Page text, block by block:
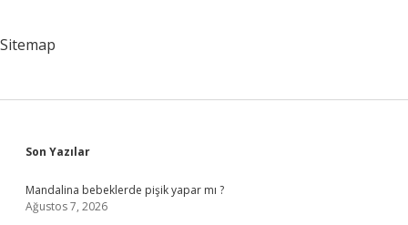
Sitemap
Sidebar
Son Yazılar
Mandalina bebeklerde pişik yapar mı ?
Ağustos 7, 2026